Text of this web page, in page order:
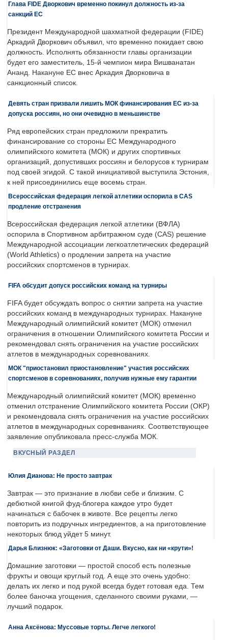
Глава FIDE Дворкович временно покинул должность из-за
санкций ЕС
Президент Международной шахматной федерации (FIDE)
Аркадий Дворкович объявил, что временно покидает свою
должность. Исполнять обязанности главы организации
будет его заместитель, 15-й чемпион мира Вишванатан
Ананд. Накануне ЕС внес Аркадия Дворковича в
санкционный список.
Девять стран призвали лишить МОК финансирования ЕС из-за
допуска россиян, но они очевидно в меньшинстве
Ряд европейских стран предложили прекратить
финансирование со стороны ЕС Международного
олимпийского комитета (МОК) и других спортивных
организаций, допустивших россиян и белорусов к турнирам
под своей эгидой. С такой инициативой выступила Эстония,
к ней присоединились еще восемь стран.
Всероссийская федерация легкой атлетики оспорила в CAS
продление отстранения
Всероссийская федерация легкой атлетики (ВФЛА)
оспорила в Спортивном арбитражном суде (CAS) решение
Международной ассоциации легкоатлетических федераций
(World Athletics) о продлении запрета на участие
российских спортсменов в турнирах.
FIFA обсудит допуск российских команд на турниры
FIFA будет обсуждать вопрос о снятии запрета на участие
российских команд в международных турнирах. Накануне
Международный олимпийский комитет (МОК) отменил
ограничения в отношении Олимпийского комитета России и
рекомендовал снять ограничения на участие российских
атлетов в международных соревнованиях.
МОК "приостановил приостановление" участия российских
спортсменов в соревнованиях, получив нужные ему гарантии
Международный олимпийский комитет (МОК) временно
отменил отстранение Олимпийского комитета России (ОКР)
и рекомендовала снять ограничения на участие российских
атлетов в международных соревнваниях. Соответствующее
заявление опубликовала пресс-служба МОК.
ВКУСНЫЙ РАЗДЕЛ
Юлия Дианова: Не просто завтрак
Завтрак — это признание в любви себе и близким. С
дебютной книгой фуд-блогера каждое утро будет
начинаться с бабочек в животе. Все рецепты легко
повторить из подручных ингредиентов, а на приготовление
некоторых блюд уйдет 5 минут.
Дарья Близнюк: «Заготовки от Даши. Вкусно, как ни «крути»!
Домашние заготовки — простой способ есть полезные
фрукты и овощи круглый год. А еще это очень удобно:
делать их легко и под рукой всегда будет готовая еда. Тем
более баночка угощения, сделанного своими руками, —
лучший подарок.
Анна Аксёнова: Муссовые торты. Легче легкого!